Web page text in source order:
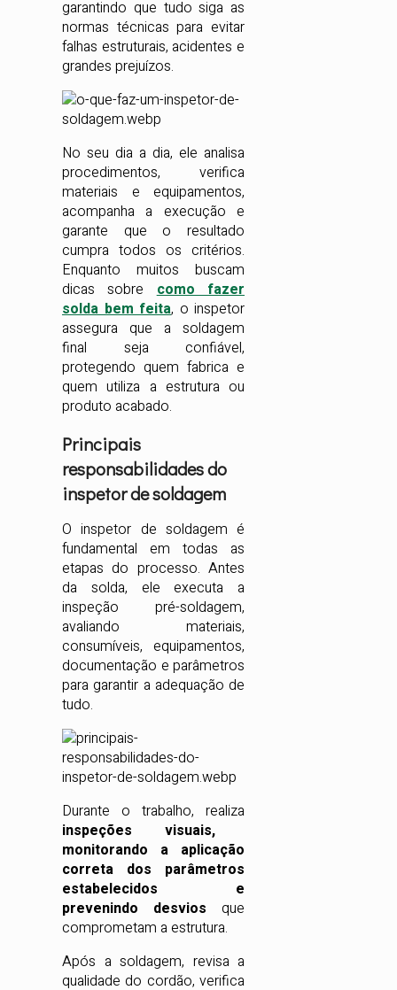
garantindo que tudo siga as
normas técnicas para evitar
falhas estruturais, acidentes e
grandes prejuízos.
No seu dia a dia, ele analisa
procedimentos, verifica
materiais e equipamentos,
acompanha a execução e
garante que o resultado
cumpra todos os critérios.
Enquanto muitos buscam
dicas sobrecomo fazer
solda bem feita, o inspetor
assegura que a soldagem
final seja confiável,
protegendo quem fabrica e
quem utiliza a estrutura ou
produto acabado.
Principais
responsabilidades do
inspetor de soldagem
O inspetor de soldagem é
fundamental em todas as
etapas do processo. Antes
da solda, ele executa a
inspeção pré-soldagem,
avaliando materiais,
consumíveis, equipamentos,
documentação e parâmetros
para garantir a adequação de
tudo.
Durante o trabalho, realiza
inspeções visuais,
monitorando a aplicação
correta dos parâmetros
estabelecidos e
prevenindo desvios que
comprometam a estrutura.
Após a soldagem, revisa a
qualidade do cordão, verifica